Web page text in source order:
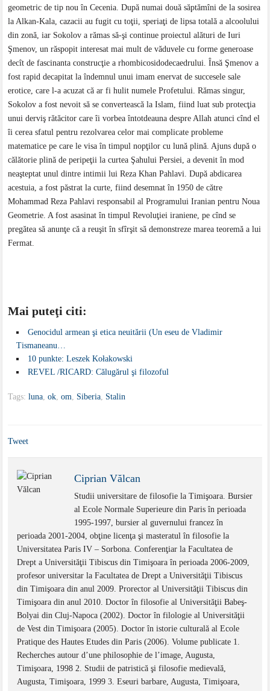
geometric de tip nou în Cecenia. După numai două săptămîni de la sosirea
la Alkan-Kala, cazacii au fugit cu toţii, speriaţi de lipsa totală a alcoolului
din zonă, iar Sokolov a rămas să-şi continue proiectul alături de Iuri
Şmenov, un răspopit interesat mai mult de văduvele cu forme generoase
decît de fascinanta construcţie a rhombicosidodecaedrului. Însă Şmenov a
fost rapid decapitat la îndemnul unui imam enervat de succesele sale
erotice, care l-a acuzat că ar fi hulit numele Profetului. Rămas singur,
Sokolov a fost nevoit să se convertească la Islam, fiind luat sub protecţia
unui derviş rătăcitor care îi vorbea întotdeauna despre Allah atunci cînd el
îi cerea sfatul pentru rezolvarea celor mai complicate probleme
matematice pe care le visa în timpul nopţilor cu lună plină. Ajuns după o
călătorie plină de peripeţii la curtea Şahului Persiei, a devenit în mod
neaşteptat unul dintre intimii lui Reza Khan Pahlavi. După abdicarea
acestuia, a fost păstrat la curte, fiind desemnat în 1950 de către
Mohammad Reza Pahlavi responsabil al Programului Iranian pentru Noua
Geometrie. A fost asasinat în timpul Revoluţiei iraniene, pe cînd se
pregătea să anunţe că a reuşit în sfîrşit să demonstreze marea teoremă a lui
Fermat.
Mai puteţi citi:
Genocidul armean şi etica neuitării (Un eseu de Vladimir
Tismaneanu…
10 punkte: Leszek Kołakowski
REVEL /RICARD: Călugărul şi filozoful
Tags:luna,ok,om, Siberia, Stalin
Tweet
Ciprian Vălcan
Studii universitare de filosofie la Timişoara. Bursier
al Ecole Normale Superieure din Paris în perioada
1995-1997, bursier al guvernului francez în
perioada 2001-2004, obţine licenţa şi masteratul în filosofie la
Universitatea Paris IV – Sorbona. Conferenţiar la Facultatea de
Drept a Universităţii Tibiscus din Timişoara în perioada 2006-2009,
profesor universitar la Facultatea de Drept a Universităţii Tibiscus
din Timişoara din anul 2009. Prorector al Universităţii Tibiscus din
Timişoara din anul 2010. Doctor în filosofie al Universităţii Babeş-
Bolyai din Cluj-Napoca (2002). Doctor în filologie al Universităţii
de Vest din Timişoara (2005). Doctor în istorie culturală al Ecole
Pratique des Hautes Etudes din Paris (2006). Volume publicate 1.
Recherches autour d’une philosophie de l’image, Augusta,
Timişoara, 1998 2. Studii de patristică şi filosofie medievală,
Augusta, Timişoara, 1999 3. Eseuri barbare, Augusta, Timişoara,